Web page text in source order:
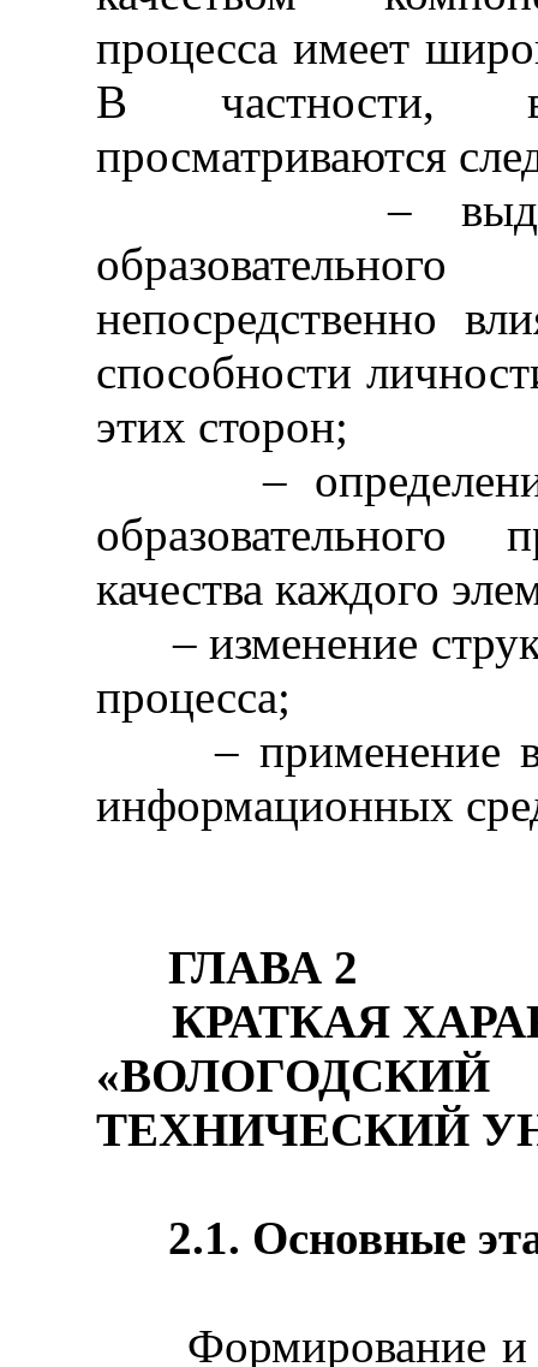
процесса имеет
В частности,
просматриваются
–
непосредственно
способности
этих сторон;
– определение
образовательного
качества каждого
– изменение
процесса;
– применение в
информационных
ГЛАВА 2
КРАТКАЯ
ТЕХНИЧЕСКИЙ
2.1. Основные
Формирование и